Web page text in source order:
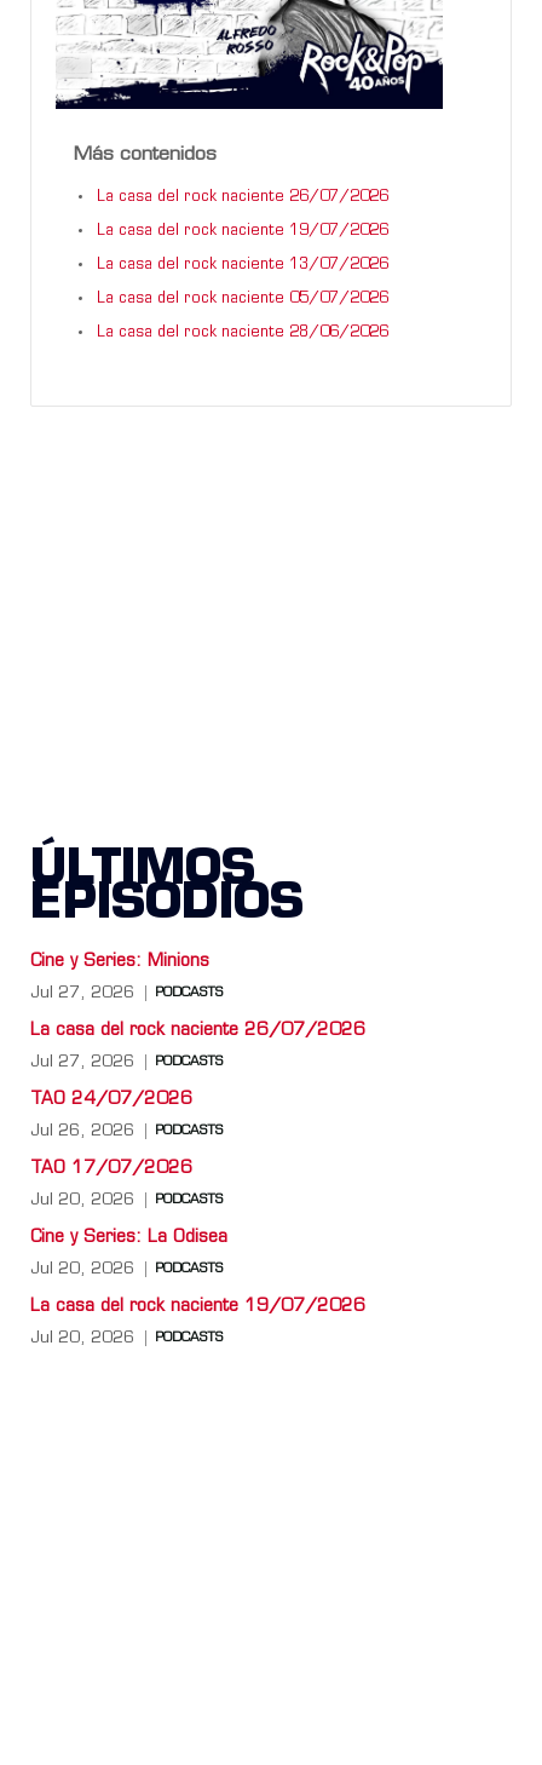
Más contenidos
La casa del rock naciente 26/07/2026
La casa del rock naciente 19/07/2026
La casa del rock naciente 13/07/2026
La casa del rock naciente 05/07/2026
La casa del rock naciente 28/06/2026
ÚLTIMOS
EPISODIOS
Cine y Series: Minions
Jul 27, 2026 PODCASTS
La casa del rock naciente 26/07/2026
Jul 27, 2026 PODCASTS
TAO 24/07/2026
Jul 26, 2026 PODCASTS
TAO 17/07/2026
Jul 20, 2026 PODCASTS
Cine y Series: La Odisea
Jul 20, 2026 PODCASTS
La casa del rock naciente 19/07/2026
Jul 20, 2026 PODCASTS